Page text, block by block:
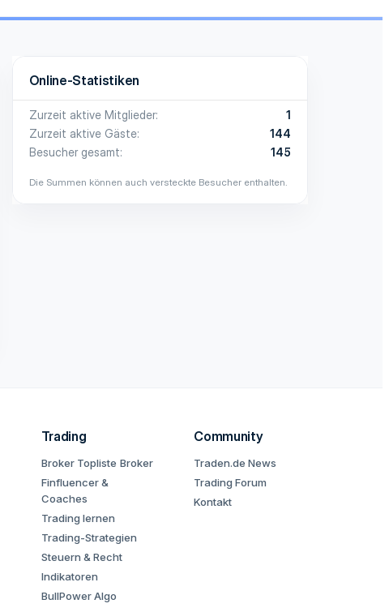
Online-Statistiken
Zurzeit aktive Mitglieder
1
Zurzeit aktive Gäste
144
Besucher gesamt
145
Die Summen können auch versteckte Besucher enthalten.
Trading
Broker Topliste Broker
Finfluencer &
Coaches
Trading lernen
Trading-Strategien
Steuern & Recht
Indikatoren
BullPower Algo
Community
Traden.de News
Trading Forum
Kontakt